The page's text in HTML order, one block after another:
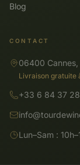
Blog
CONTACT
06400 Cannes,
Livraison gratuite
+33 6 84 37
Lun–Sam :